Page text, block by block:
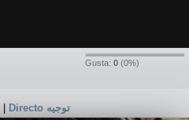
Gusta: 0 (0%)
Directo توجيه